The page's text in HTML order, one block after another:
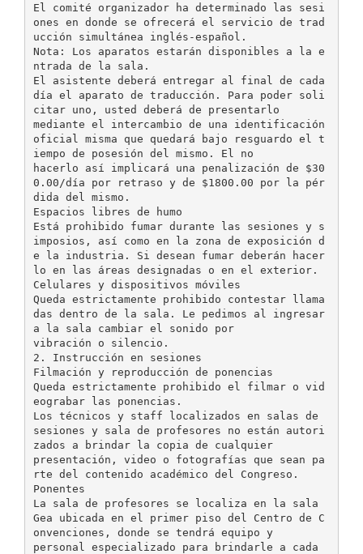
El comité organizador ha determinado las sesi
ones en donde se ofrecerá el servicio de trad
ucción simultánea inglés-español.
Nota: Los aparatos estarán disponibles a la e
ntrada de la sala.
El asistente deberá entregar al final de cada
día el aparato de traducción. Para poder soli
citar uno, usted deberá de presentarlo
mediante el intercambio de una identificación
oficial misma que quedará bajo resguardo el t
iempo de posesión del mismo. El no
hacerlo así implicará una penalización de $30
0.00/día por retraso y de $1800.00 por la pér
dida del mismo.
Espacios libres de humo
Está prohibido fumar durante las sesiones y s
imposios, así como en la zona de exposición d
e la industria. Si desean fumar deberán hacer
lo en las áreas designadas o en el exterior.
Celulares y dispositivos móviles
Queda estrictamente prohibido contestar llama
das dentro de la sala. Le pedimos al ingresar
a la sala cambiar el sonido por
vibración o silencio.
2. Instrucción en sesiones
Filmación y reproducción de ponencias
Queda estrictamente prohibido el filmar o vid
eograbar las ponencias.
Los técnicos y staff localizados en salas de
sesiones y sala de profesores no están autori
zados a brindar la copia de cualquier
presentación, video o fotografías que sean pa
rte del contenido académico del Congreso.
Ponentes
La sala de profesores se localiza en la sala
Gea ubicada en el primer piso del Centro de C
onvenciones, donde se tendrá equipo y
personal especializado para brindarle a cada